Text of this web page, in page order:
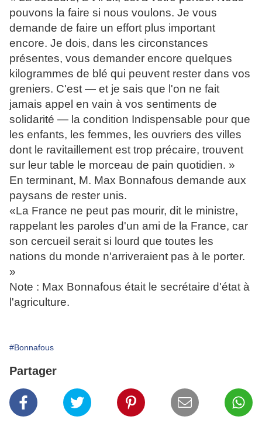
pouvons la faire si nous voulons. Je vous
demande de faire un effort plus important
encore. Je dois, dans les circonstances
présentes, vous demander encore quelques
kilogrammes de blé qui peuvent rester dans vos
greniers. C'est — et je sais que l'on ne fait
jamais appel en vain à vos sentiments de
solidarité — la condition Indispensable pour que
les enfants, les femmes, les ouvriers des villes
dont le ravitaillement est trop précaire, trouvent
sur leur table le morceau de pain quotidien. »
En terminant, M. Max Bonnafous demande aux
paysans de rester unis.
«La France ne peut pas mourir, dit le ministre,
rappelant les paroles d'un ami de la France, car
son cercueil serait si lourd que toutes les
nations du monde n'arriveraient pas à le porter.
»
Note : Max Bonnafous était le secrétaire d'état à
l'agriculture.
#Bonnafous
Partager